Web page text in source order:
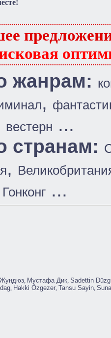
жанрам:
,
вестерн ...
,
Гонконг ...
, Мустафа Дик, Sadettin
, Hakki Özgezer, Tansu Sayin,